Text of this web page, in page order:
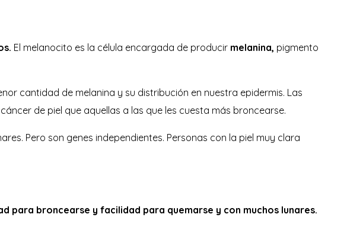
El melanocito es la célula encargada de producir melanina, pigmento
cantidad de melanina y su distribución en nuestra epidermis. Las
de piel que aquellas a las que les cuesta más broncearse.
Pero son genes independientes. Personas con la piel muy clara
para broncearse y facilidad para quemarse y con muchos lunares.